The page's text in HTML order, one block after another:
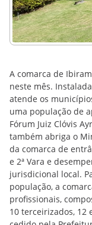
A comarca de
neste mês.
atende os
uma população de
Fórum Juiz Clóvis
também abriga o
da comarca de
e 2ª Vara e
jurisdicional local.
população, a
profissionais,
10 terceirizados,